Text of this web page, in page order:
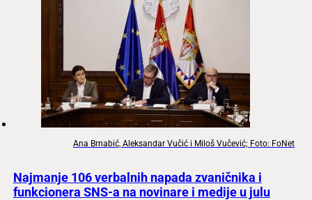
Ana Brnabić, Aleksandar Vučić i Miloš Vučević; Foto: FoNet
Najmanje 106 verbalnih napada zvaničnika i
funkcionera SNS-a na novinare i medije u julu